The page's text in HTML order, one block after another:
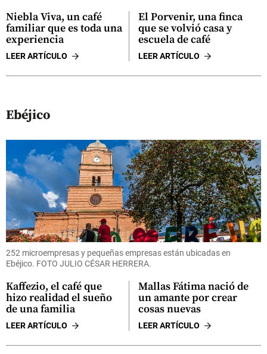
Niebla Viva, un café
familiar que es toda una
experiencia
LEER ARTÍCULO
El Porvenir, una finca
que se volvió casa y
escuela de café
LEER ARTÍCULO
Ebéjico
252 microempresas y pequeñas empresas están ubicadas en
Ebéjico. FOTO JULIO CÉSAR HERRERA.
Kaffezio, el café que
hizo realidad el sueño
de una familia
LEER ARTÍCULO
Mallas Fátima nació de
un amante por crear
cosas nuevas
LEER ARTÍCULO